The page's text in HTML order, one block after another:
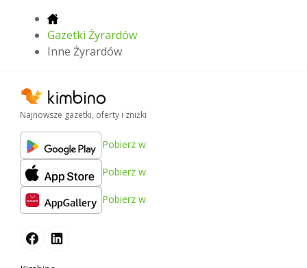
Gazetki Żyrardów
Inne Żyrardów
Najnowsze gazetki, oferty i zniżki
Pobierz w
Pobierz w
Pobierz w